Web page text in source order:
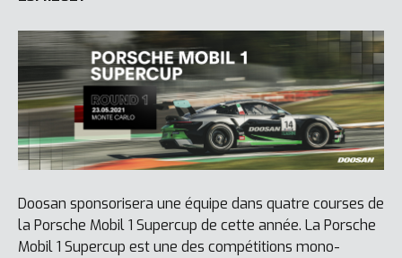
Doosan sponsorisera une équipe dans quatre courses de
la Porsche Mobil 1 Supercup de cette année. La Porsche
Mobil 1 Supercup est une des compétitions mono-